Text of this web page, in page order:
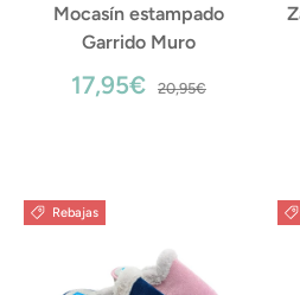
Mocasín estampado
Garrido Muro
17,95€ 20,95€
Rebajas